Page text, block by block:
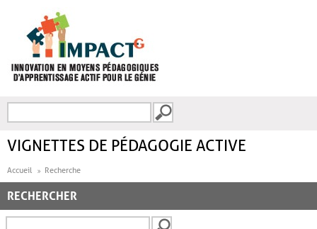
FORMULAIRE DE
VIGNETTES DE PÉDAGOGIE ACTIVE
Accueil Recherche
RECHERCHER